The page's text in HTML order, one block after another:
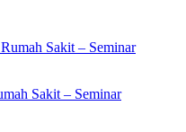
Sakit – Seminar